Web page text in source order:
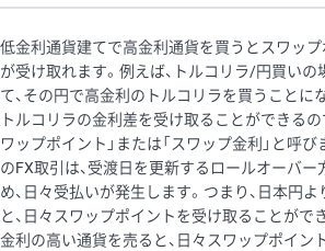
低金利通貨建てで高金利通貨を買うとスワップ
が受け取れます。例えば、トルコリラ/円買いの
て、その円で高金利のトルコリラを買うことに
トルコリラの金利差を受け取ることができるの
ワップポイント」または「スワップ金利」と呼
のFX取引は、受渡日を更新するロールオーバ
め、日々受払いが発生します。つまり、日本円
と、日々スワップポイントを受け取ることがで
金利の高い通貨を売ると、日々スワップポイン